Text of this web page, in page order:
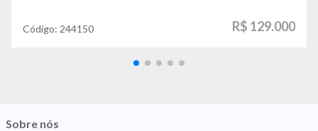
Código: 244150 R$ 129.000
Sobre nós